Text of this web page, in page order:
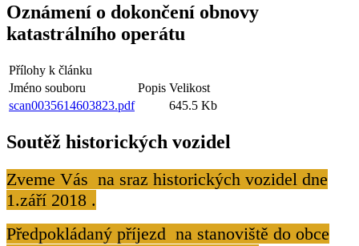
Oznámení o dokončení obnovy
katastrálního operátu
Přílohy k článku
Jméno souboru
Popis Velikost
scan0035614603823.pdf
645.5 Kb
Soutěž historických vozidel
Zveme Vás na sraz historických vozidel dne
1.září 2018 .
Předpokládaný příjezd na stanoviště do obce